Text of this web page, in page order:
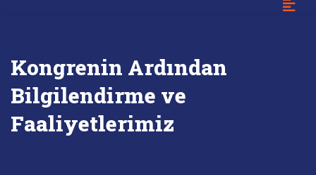
Kongrenin Ardından
Bilgilendirme ve
Faaliyetlerimiz